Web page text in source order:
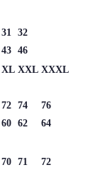
31
32
43 46
XL XXL XXXL
72 74
76
60 62
64
70 71
72